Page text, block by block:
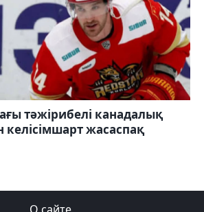
тәжірибелі канадалық
жасаспақ